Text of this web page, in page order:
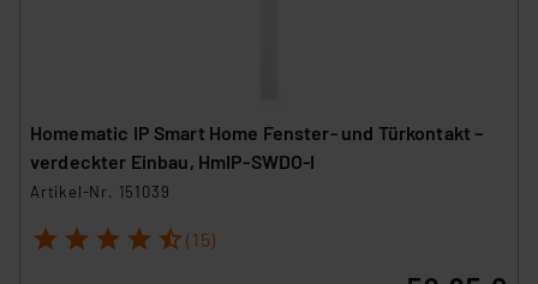
Homematic IP Smart Home Fenster- und Türkontakt –
verdeckter Einbau, HmIP-SWDO-I
Artikel-Nr. 151039
1 2 3 4 5 (15)